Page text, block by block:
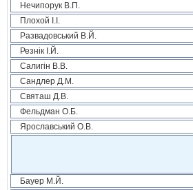
Нечипорук В.П.
Плохой І.І.
Развадовський В.Й.
Резнік І.Й.
Салигін В.В.
Сандлер Д.М.
Святаш Д.В.
Фельдман О.Б.
Ярославський О.В.
Бауер М.Й.